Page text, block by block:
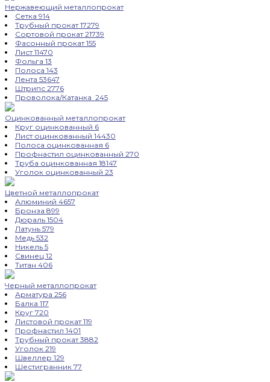
Нержавеющий металлопрокат
Сетка 914
Трубный прокат17279
Сортовой прокат21739
Фасонный прокат155
Лист11470
Фольга 13
Полоса 143
Лента 53647
Штрипс 2776
Проволока/Катанка 245
Оцинкованный металлопрокат
Круг оцинкованный 6
Лист оцинкованный 14430
Полоса оцинкованная 6
Профнастил оцинкованный 270
Труба оцинкованная 18147
Уголок оцинкованный 23
Цветной металлопрокат
Алюминий 4657
Бронза 899
Дюраль 1504
Латунь 579
Медь 532
Никель 5
Свинец 12
Титан 406
Черный металлопрокат
Арматура 256
Балка 117
Круг 720
Листовой прокат119
Профнастил 1401
Трубный прокат3882
Уголок 219
Швеллер 129
Шестигранник 77